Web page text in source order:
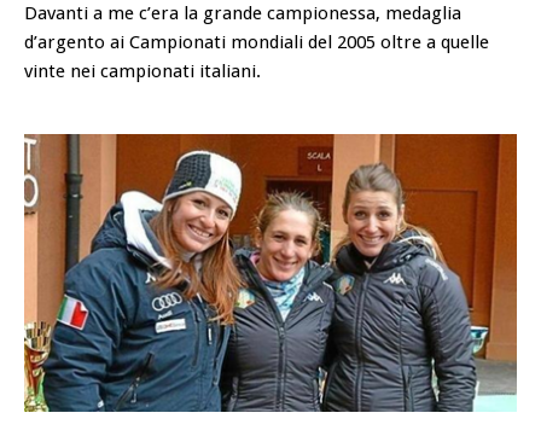
Davanti a me c’era la grande campionessa, medaglia
d’argento ai Campionati mondiali del 2005 oltre a quelle
vinte nei campionati italiani.